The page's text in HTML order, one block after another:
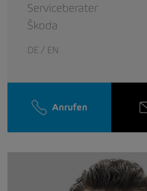
Serviceberater
Škoda
DE / EN
Anrufen